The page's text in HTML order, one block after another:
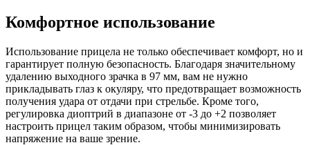
Комфортное использование
Использование прицела не только обеспечивает комфорт, но и
гарантирует полную безопасность. Благодаря значительному
удалению выходного зрачка в 97 мм, вам не нужно
прикладывать глаз к окуляру, что предотвращает возможность
получения удара от отдачи при стрельбе. Кроме того,
регулировка диоптрий в диапазоне от -3 до +2 позволяет
настроить прицел таким образом, чтобы минимизировать
напряжение на ваше зрение.